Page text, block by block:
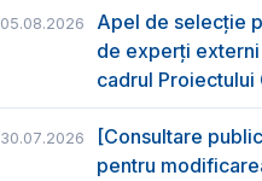
05.08.2026
Apel de selecție
de experți
cadrul Proiectului
30.07.2026
[Consultare
pentru